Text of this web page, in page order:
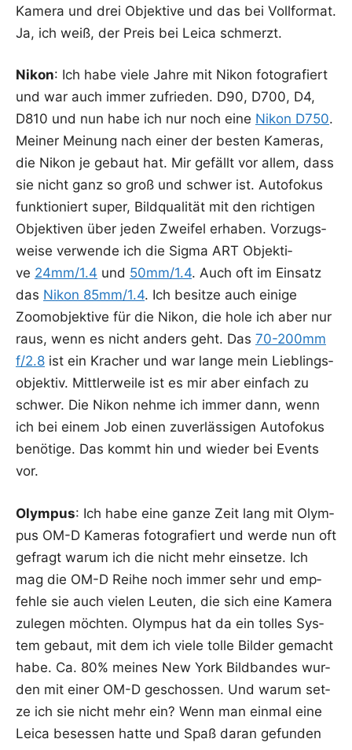
Kame­ra und drei Objek­ti­ve und das bei Voll­for­mat.
Ja, ich weiß, der Preis bei Lei­ca schmerzt.
Nikon: Ich habe vie­le Jah­re mit Nikon foto­gra­fiert
und war auch immer zufrie­den. D90, D700, D4,
D810 und nun habe ich nur noch eine Nikon D750.
Mei­ner Mei­nung nach einer der bes­ten Kame­ras,
die Nikon je gebaut hat. Mir gefällt vor allem, dass
sie nicht ganz so groß und schwer ist. Auto­fo­kus
funk­tio­niert super, Bild­qua­li­tät mit den rich­ti­gen
Objek­ti­ven über jeden Zwei­fel erha­ben. Vor­zugs­
wei­se ver­wen­de ich die Sig­ma ART Objek­ti­
ve 24mm/1.4 und 50mm/1.4. Auch oft im Ein­satz
das Nikon 85mm/1.4. Ich besit­ze auch eini­ge
Zoom­ob­jek­ti­ve für die Nikon, die hole ich aber nur
raus, wenn es nicht anders geht. Das 70-200mm
f/2.8 ist ein Kra­cher und war lan­ge mein Lieb­lings­
ob­jek­tiv. Mitt­ler­wei­le ist es mir aber ein­fach zu
schwer. Die Nikon neh­me ich immer dann, wenn
ich bei einem Job einen zuver­läs­si­gen Auto­fo­kus
benö­ti­ge. Das kommt hin und wie­der bei Events
vor.
Olym­pus: Ich habe eine gan­ze Zeit lang mit Olym­
pus OM-D Kame­ras foto­gra­fiert und wer­de nun oft
gefragt war­um ich die nicht mehr ein­set­ze. Ich
mag die OM-D Rei­he noch immer sehr und emp­
feh­le sie auch vie­len Leu­ten, die sich eine Kame­ra
zule­gen möch­ten. Olym­pus hat da ein tol­les Sys­
tem gebaut, mit dem ich vie­le tol­le Bil­der gemacht
habe. Ca. 80% mei­nes New York Bild­ban­des wur­
den mit einer OM-D geschos­sen. Und war­um set­
ze ich sie nicht mehr ein? Wenn man ein­mal eine
Lei­ca beses­sen hat­te und Spaß dar­an gefun­den